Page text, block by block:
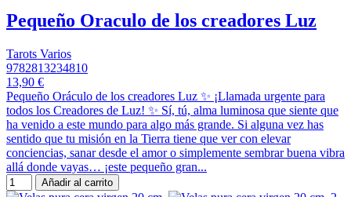
Pequeño Oraculo de los creadores Luz
Tarots Varios
9782813234810
13,90 €
Pequeño Oráculo de los creadores Luz ✨ ¡Llamada urgente para
todos los Creadores de Luz! ✨ Sí, tú, alma luminosa que siente que
ha venido a este mundo para algo más grande. Si alguna vez has
sentido que tu misión en la Tierra tiene que ver con elevar
conciencias, sanar desde el amor o simplemente sembrar buena vibra
allá donde vayas… ¡este pequeño gran...
Añadir al carrito